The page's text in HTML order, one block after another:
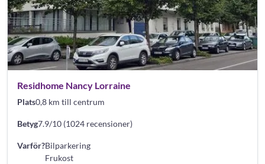
Residhome Nancy Lorraine
Plats0,8 km till centrum
Betyg7.9/10 (1024 recensioner)
Varför?Bilparkering
Frukost